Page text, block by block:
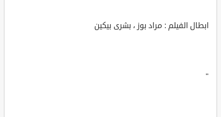
ابطال الفيلم : مراد بوز ، بشرى بيكين
"